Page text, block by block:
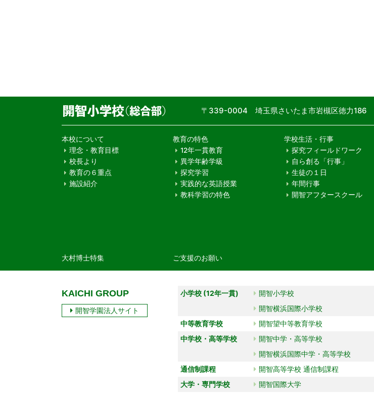
〒339-0004 埼玉県さいたま市岩槻区徳力186
本校について
理念・教育目標
校長より
教育の６重点
施設紹介
教育の特色
12年一貫教育
異学年齢学級
探究学習
実践的な英語授業
教科学習の特色
学校生活・行事
探究フィールドワーク
自ら創る「行事」
生徒の１日
年間行事
開智アフタースクール
大村博士特集 ご支援のお願い
KAICHI GROUP
開智学園法人サイト
小学校 (12年一貫) 開智小学校
開智横浜国際小学校
中等教育学校
開智望中等教育学校
中学校・高等学校
開智中学・高等学校
開智横浜国際中学・高等学校
通信制課程
開智高等学校 通信制課程
大学・専門学校
開智国際大学